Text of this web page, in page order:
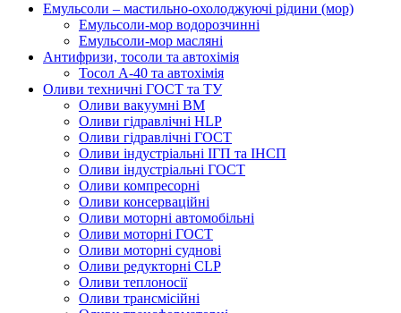
Емульсоли – мастильно-охолоджуючі рідини (мор)
Емульсоли-мор водорозчинні
Емульсоли-мор масляні
Антифризи, тосоли та автохімія
Тосол А-40 та автохімія
Оливи техничні ГОСТ та ТУ
Оливи вакуумні ВМ
Оливи гідравлічні HLP
Оливи гідравлічні ГОСТ
Оливи індустріальні ІГП та ІНСП
Оливи індустріальні ГОСТ
Оливи компресорні
Оливи консерваційні
Оливи моторні автомобільні
Оливи моторні ГОСТ
Оливи моторні суднові
Оливи редукторні CLP
Оливи теплоносії
Оливи трансмісійні